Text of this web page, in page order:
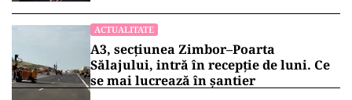
ACTUALITATE
A3, secțiunea Zimbor–Poarta
Sălajului, intră în recepție de luni. Ce
se mai lucrează în șantier